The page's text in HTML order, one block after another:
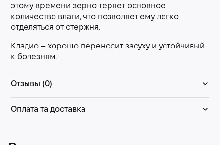
этому времени зерно теряет основное
количество влаги, что позволяет ему легко
отделяться от стержня.
Кладио – хорошо переносит засуху и устойчивый
к болезням.
Отзывы (0)
Оплата та доставка